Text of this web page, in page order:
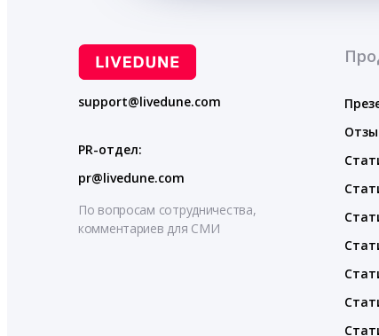
support@livedune.com
PR-отдел:
pr@livedune.com
По вопросам сотрудничества,
комментариев для СМИ